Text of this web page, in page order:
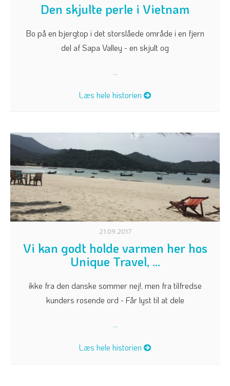
Den skjulte perle i Vietnam
Bo på en bjergtop i det storslåede område i en fjern
del af Sapa Valley - en skjult og
...
Læs hele historien
21.09.2017
Vi kan godt holde varmen her hos
Unique Travel, …
ikke fra den danske sommer nej!, men fra tilfredse
kunders rosende ord - Får lyst til at dele
...
Læs hele historien